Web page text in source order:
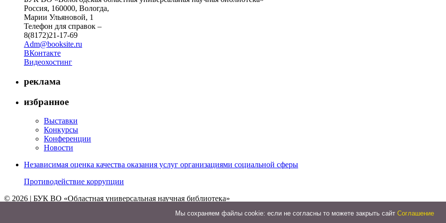
Россия, 160000, Вологда,
Марии Ульяновой, 1
Телефон для справок –
8(8172)21-17-69
Adm@booksite.ru
ВКонтакте
Видеохостинг
реклама
избранное
Выставки
Конкурсы
Конференции
Новости
Независимая оценка качества оказания услуг организациями социальной сферы
Противодействие коррупции
© 2026 | БУК ВО «Областная универсальная научная библиотека»
Мы cохраняем файлы cookie: если не согласны то можете закрыть сайт Соглашение